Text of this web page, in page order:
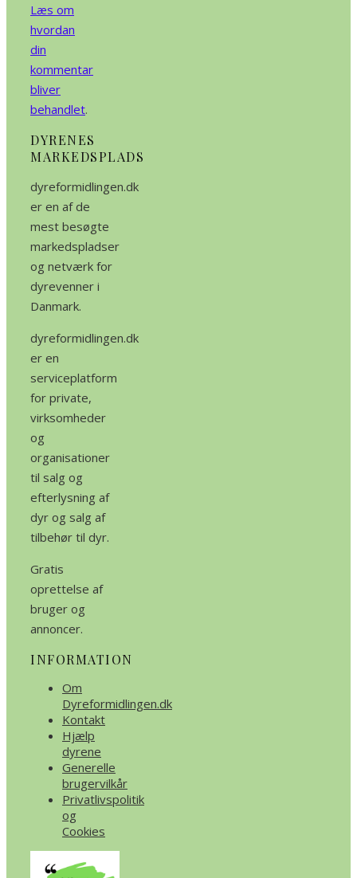
Læs om
hvordan
din
kommentar
bliver
behandlet.
DYRENES
MARKEDSPLADS
dyreformidlingen.dk
er en af de
mest besøgte
markedspladser
og netværk for
dyrevenner i
Danmark.
dyreformidlingen.dk
er en
serviceplatform
for private,
virksomheder
og
organisationer
til salg og
efterlysning af
dyr og salg af
tilbehør til dyr.
Gratis
oprettelse af
bruger og
annoncer.
INFORMATION
Om
Dyreformidlingen.dk
Kontakt
Hjælp
dyrene
Generelle
brugervilkår
Privatlivspolitik
og
Cookies